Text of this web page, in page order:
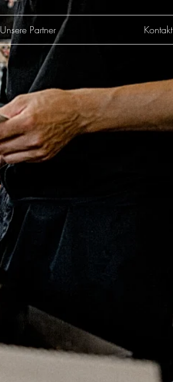
Unsere Partner Kontakt